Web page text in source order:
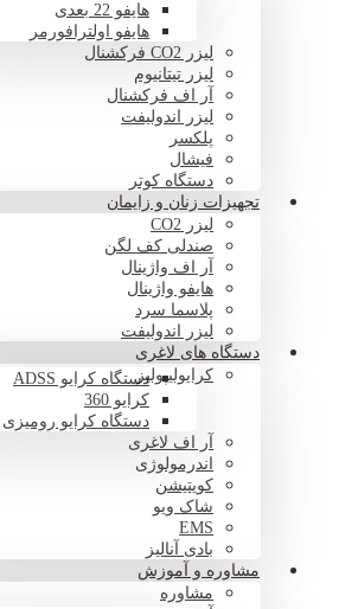
هایفو 22 بعدی
هایفو اولترافورمر
لیزر CO2 فرکشنال
لیزر تیتانیوم
آر اف فرکشنال
لیزر اندولیفت
پلکسر
فیشال
دستگاه کوتر
تجهیزات زنان و زایمان
لیزر CO2
صندلی کف لگن
آر اف واژینال
هایفو واژینال
پلاسما سرد
لیزر اندولیفت
دستگاه های لاغری
کرایولیپولیزدستگاه کرایو ADSS
کرایو 360
دستگاه کرایو رومیزی
آر اف لاغری
اندرمولوژی
کویتیشن
شاک ویو
EMS
بادی آنالیز
مشاوره و آموزش
مشاوره